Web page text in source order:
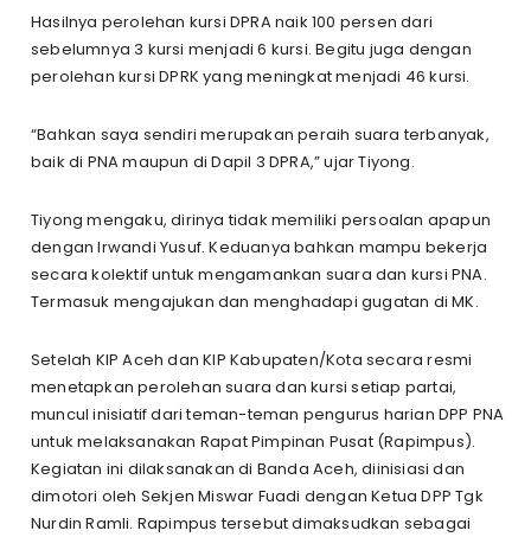
Hasilnya perolehan kursi DPRA naik 100 persen dari
sebelumnya 3 kursi menjadi 6 kursi. Begitu juga dengan
perolehan kursi DPRK yang meningkat menjadi 46 kursi.
“Bahkan saya sendiri merupakan peraih suara terbanyak,
baik di PNA maupun di Dapil 3 DPRA,” ujar Tiyong.
Tiyong mengaku, dirinya tidak memiliki persoalan apapun
dengan Irwandi Yusuf. Keduanya bahkan mampu bekerja
secara kolektif untuk mengamankan suara dan kursi PNA.
Termasuk mengajukan dan menghadapi gugatan di MK.
Setelah KIP Aceh dan KIP Kabupaten/Kota secara resmi
menetapkan perolehan suara dan kursi setiap partai,
muncul inisiatif dari teman-teman pengurus harian DPP PNA
untuk melaksanakan Rapat Pimpinan Pusat (Rapimpus).
Kegiatan ini dilaksanakan di Banda Aceh, diinisiasi dan
dimotori oleh Sekjen Miswar Fuadi dengan Ketua DPP Tgk
Nurdin Ramli. Rapimpus tersebut dimaksudkan sebagai